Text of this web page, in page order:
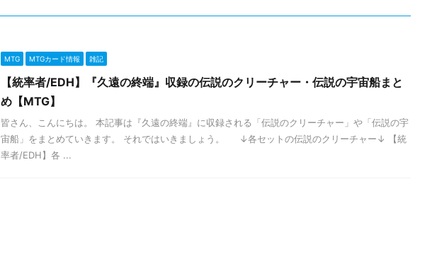
MTG MTGカード情報 雑記
【統率者/EDH】『久遠の終端』収録の伝説のクリーチャー・伝説の宇宙船まと
め【MTG】
皆さん、こんにちは。 本記事は『久遠の終端』に収録される「伝説のクリーチャー」や「伝説の宇
宙船」をまとめていきます。 それではいきましょう。 ↓各セットの伝説のクリーチャー↓ 【統
率者/EDH】各 ...